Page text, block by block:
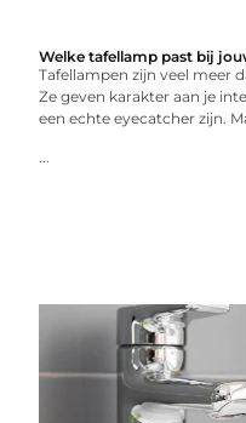
Welke tafellamp past bij
Tafellampen zijn veel meer
Ze geven karakter aan je
een echte eyecatcher zijn.
...